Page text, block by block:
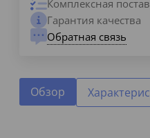
Комплексная
Гарантия качества
Обратная связь
Обзор